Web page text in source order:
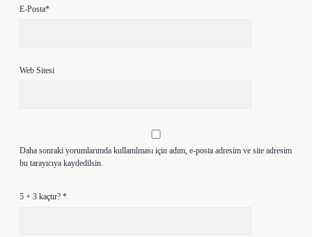
E-Posta*
Web Sitesi
Daha sonraki yorumlarımda kullanılması için adım, e-posta adresim ve site adresim
bu tarayıcıya kaydedilsin.
5 + 3 kaçtır? *